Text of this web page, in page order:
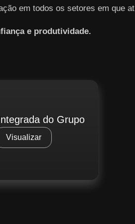
em todos os setores em que
e produtividade.
do Grupo
Visualizar